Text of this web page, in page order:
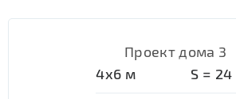
Проект дома 3
4х6 м S = 24